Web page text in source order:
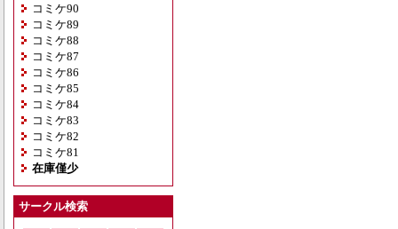
コミケ90
コミケ89
コミケ88
コミケ87
コミケ86
コミケ85
コミケ84
コミケ83
コミケ82
コミケ81
在庫僅少
サークル検索